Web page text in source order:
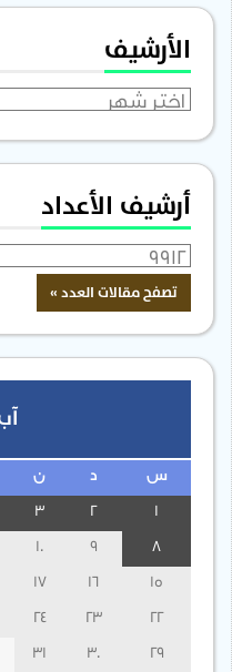
الأرشيف
الأرشيف
أرشيف الأعداد
آب 2026
س ن
3
15
16
17
22
23
24
29
30
31